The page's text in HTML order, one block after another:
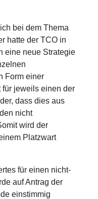
bei dem Thema
hatte der TCO in
eine neue Strategie
Form einer
für jeweils einen der
dass dies aus
nicht
wird der
Platzwart
für einen nicht-
auf Antrag der
einstimmig